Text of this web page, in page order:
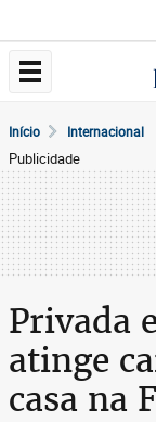
Início Internacional
Publicidade
Privada
atinge
casa na